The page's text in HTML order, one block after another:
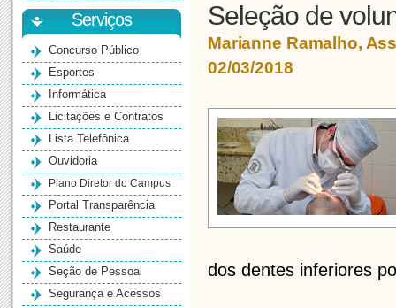
Serviços
Concurso Público
Esportes
Informática
Licitações e Contratos
Lista Telefônica
Ouvidoria
Plano Diretor do Campus
Portal Transparência
Restaurante
Saúde
Seção de Pessoal
Segurança e Acessos
Seleção de
Marianne Ramalho,
02/03/2018
dos dentes inferiores